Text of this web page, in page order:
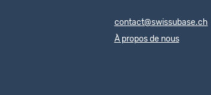
contact@swissubase.ch
À propos de nous